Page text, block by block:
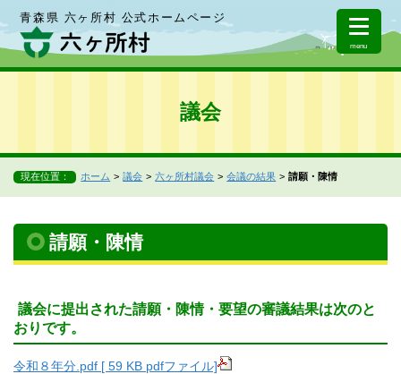
青森県 六ヶ所村 公式ホームページ
menu
議会
現在位置： ホーム 議会 六ヶ所村議会 会議の結果 請願・陳情
請願・陳情
議会に提出された請願・陳情・要望の審議結果は次のと
おりです。
令和８年分.pdf [ 59 KB pdfファイル]